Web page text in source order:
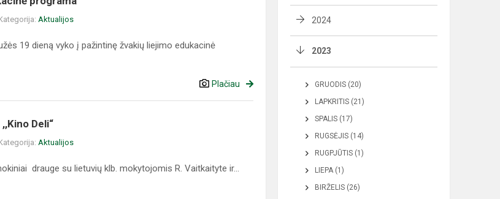
Aktualijos
19 dieną vyko į pažintinę žvakių liejimo edukacinė
Plačiau
Deli“
Aktualijos
drauge su lietuvių klb. mokytojomis R. Vaitkaityte ir...
2024
2023
GRUODIS (20)
LAPKRITIS (21)
SPALIS (17)
RUGSĖJIS (14)
RUGPJŪTIS (1)
LIEPA (1)
BIRŽELIS (26)